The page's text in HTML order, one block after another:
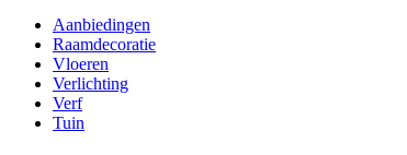
Aanbiedingen
Raamdecoratie
Vloeren
Verlichting
Verf
Tuin